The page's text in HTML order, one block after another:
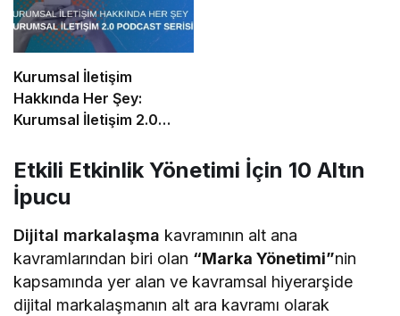
Kurumsal İletişim
Hakkında Her Şey:
Kurumsal İletişim 2.0
Etkili Etkinlik Yönetimi İçin 10 Altın
İpucu
Dijital markalaşma kavramının alt ana
kavramlarından biri olan “Marka Yönetimi”nin
kapsamında yer alan ve kavramsal hiyerarşide
dijital markalaşmanın alt ara kavramı olarak